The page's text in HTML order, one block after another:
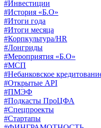
#Инвестиции
#История «Б.О»
#Итоги года
#Итоги месяца
#Корпкультура/HR
#Лонгриды
#Мероприятия «Б.О»
#МСП
#Небанковское
#Открытые API
#ПМЭФ
#Подкасты ПроЦФА
#Спецпроекты
#Стартапы